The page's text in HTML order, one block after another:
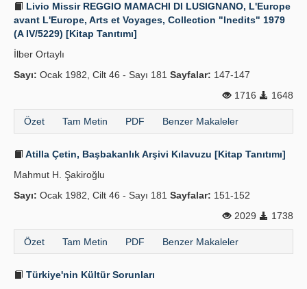
Livio Missir REGGIO MAMACHI DI LUSIGNANO, L'Europe
avant L'Europe, Arts et Voyages, Collection "Inedits" 1979
(A IV/5229) [Kitap Tanıtımı]
İlber Ortaylı
Sayı: Ocak 1982, Cilt 46 - Sayı 181 Sayfalar: 147-147
1716
1648
Özet Tam Metin PDF Benzer Makaleler
Atilla Çetin, Başbakanlık Arşivi Kılavuzu [Kitap Tanıtımı]
Mahmut H. Şakiroğlu
Sayı: Ocak 1982, Cilt 46 - Sayı 181 Sayfalar: 151-152
2029
1738
Özet Tam Metin PDF Benzer Makaleler
Türkiye'nin Kültür Sorunları